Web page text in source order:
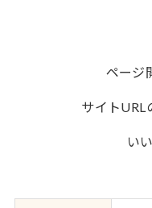
ページ
サイトURL
い